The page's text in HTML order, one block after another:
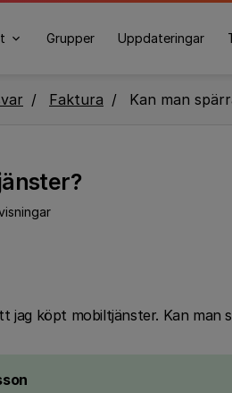
Grupper Uppdateringar
Faktura Kan man
köpt mobiltjänster. Kan man